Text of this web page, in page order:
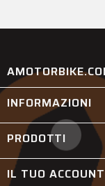
INFORMAZIONI
PRODOTTI
IL TUO ACCOUNT